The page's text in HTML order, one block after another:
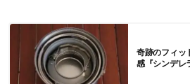
奇跡のフィッ
感『シンデレ